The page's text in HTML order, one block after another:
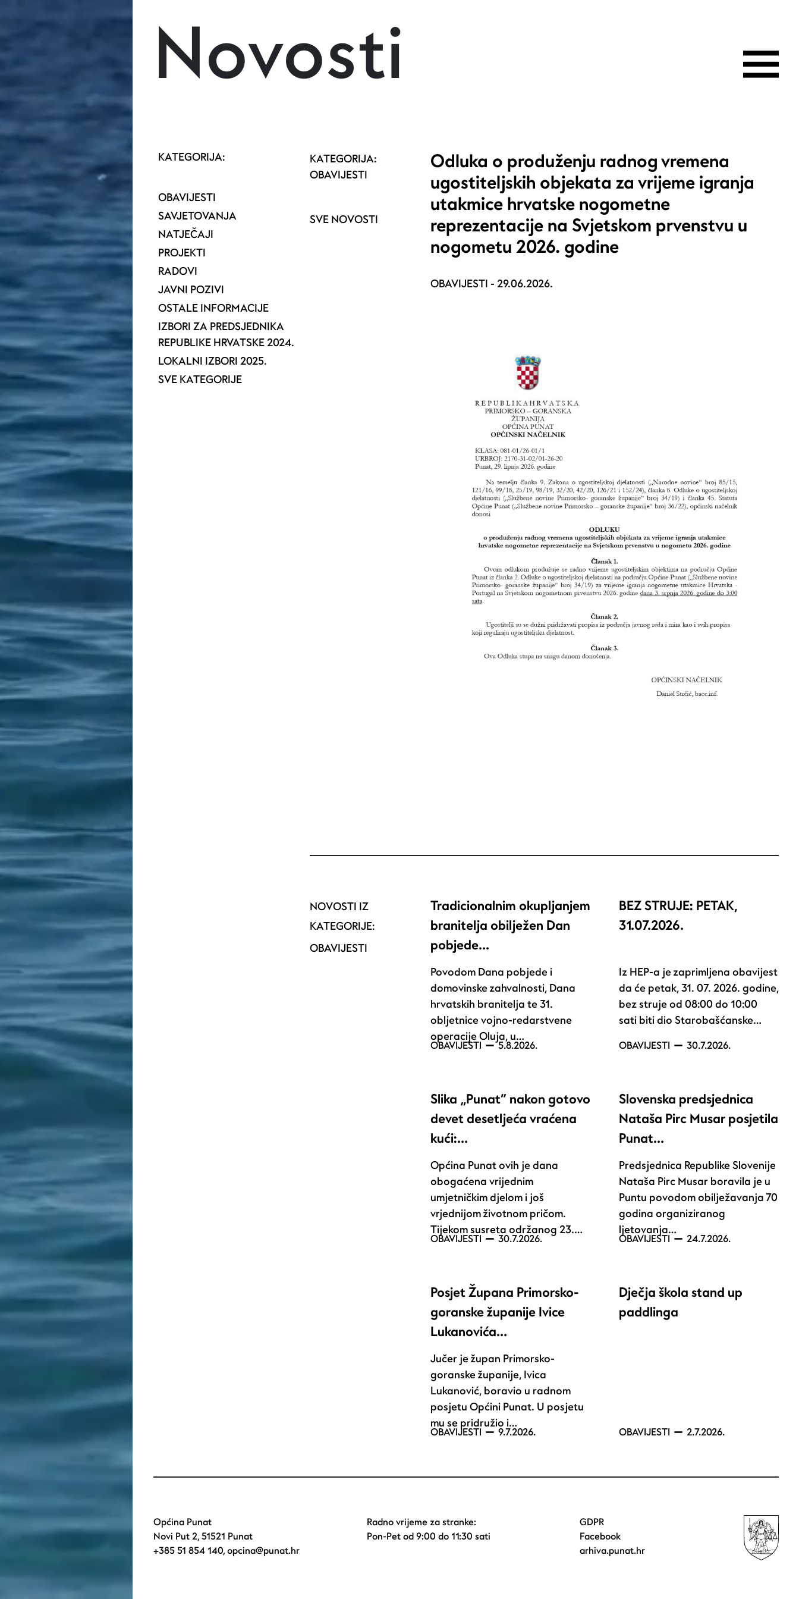
Novosti
KATEGORIJA:
OBAVIJESTI
SAVJETOVANJA
NATJEČAJI
PROJEKTI
RADOVI
JAVNI POZIVI
OSTALE INFORMACIJE
IZBORI ZA PREDSJEDNIKA
REPUBLIKE HRVATSKE 2024.
LOKALNI IZBORI 2025.
SVE KATEGORIJE
KATEGORIJA:
OBAVIJESTI
SVE NOVOSTI
Odluka o produženju radnog vremena
ugostiteljskih objekata za vrijeme igranja
utakmice hrvatske nogometne
reprezentacije na Svjetskom prvenstvu u
nogometu 2026. godine
OBAVIJESTI -29.06.2026.
NOVOSTI IZ
KATEGORIJE:
OBAVIJESTI
Tradicionalnim okupljanjem
branitelja obilježen Dan
pobjede…
Povodom Dana pobjede i
domovinske zahvalnosti, Dana
hrvatskih branitelja te 31.
obljetnice vojno-redarstvene
operacije Oluja, u…
OBAVIJESTI 5.8.2026.
BEZ STRUJE: PETAK,
31.07.2026.
Iz HEP-a je zaprimljena obavijest
da će petak, 31. 07. 2026. godine,
bez struje od 08:00 do 10:00
sati biti dio Starobašćanske…
OBAVIJESTI 30.7.2026.
Slika „Punat“ nakon gotovo
devet desetljeća vraćena
kući:…
Općina Punat ovih je dana
obogaćena vrijednim
umjetničkim djelom i još
vrjednijom životnom pričom.
Tijekom susreta održanog 23.…
OBAVIJESTI 30.7.2026.
Slovenska predsjednica
Nataša Pirc Musar posjetila
Punat…
Predsjednica Republike Slovenije
Nataša Pirc Musar boravila je u
Puntu povodom obilježavanja 70
godina organiziranog
ljetovanja…
OBAVIJESTI 24.7.2026.
Posjet Župana Primorsko-
goranske županije Ivice
Lukanovića…
Jučer je župan Primorsko-
goranske županije, Ivica
Lukanović, boravio u radnom
posjetu Općini Punat. U posjetu
mu se pridružio i…
OBAVIJESTI 9.7.2026.
Dječja škola stand up
paddlinga
OBAVIJESTI 2.7.2026.
Općina Punat
Novi Put 2, 51521 Punat
+385 51 854 140,opcina@punat.hr
Radno vrijeme za stranke:
Pon-Pet od 9:00 do 11:30 sati
GDPR
Facebook
arhiva.punat.hr